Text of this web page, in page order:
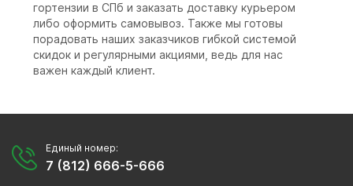
гортензии в СПб и заказать доставку курьером
либо оформить самовывоз. Также мы готовы
порадовать наших заказчиков гибкой системой
скидок и регулярными акциями, ведь для нас
важен каждый клиент.
Единый номер:
7 (812) 666-5-666